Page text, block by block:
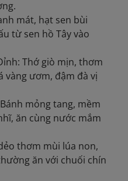
mát, hạt sen bùi
từ sen hồ Tây vào
Thớ giò mịn, thơm
vàng ươm, đậm đà vị
mỏng tang, mềm
ăn cùng nước mắm
thơm mùi lúa non,
ăn với chuối chín